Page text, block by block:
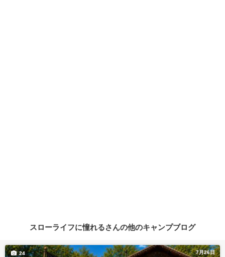
スローライフに憧れるさんの他のキャンプブログ
7月26日
24